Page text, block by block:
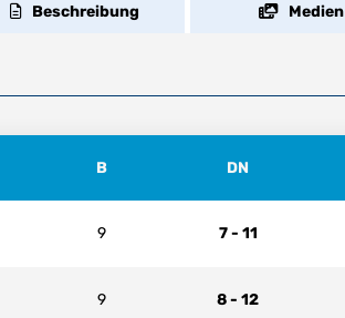
Beschreibung Medien
B DN
9 7 - 11
9 8 - 12